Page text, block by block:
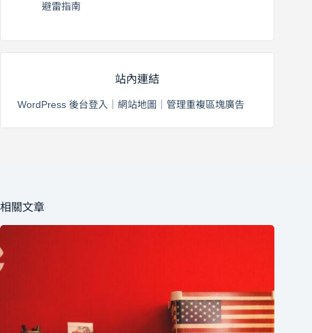
避雷指南
站內連結
WordPress 後台登入 網站地圖 管理重複區塊廣告
相關文章